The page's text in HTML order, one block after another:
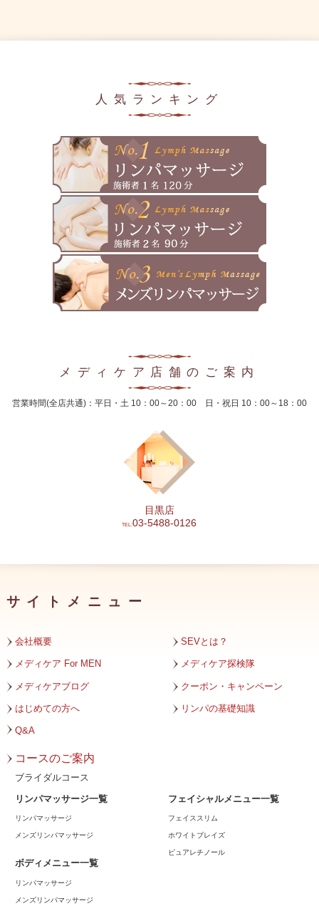
2025年3月
2025年2月
2025年1月
2024年12月
2024年11月
2024年10月
2024年7月
2024年6月
2023年11月
2023年10月
2023年9月
2023年8月
2023年5月
2023年4月
2023年3月
2023年2月
人気ランキング
メディケア店舗のご案内
営業時間(全店共通)：平日・土 10：00～20：00 日・祝日 10：00～18：00
目黒店
TEL:03-5488-0126
サイトメニュー
会社概要 SEVとは？
メディケア For MEN メディケア探検隊
メディケアブログ クーポン・キャンペーン
はじめての方へ リンパの基礎知識
Q&A
コースのご案内
ブライダルコース
リンパマッサージ一覧
リンパマッサージ
メンズリンパマッサージ
フェイシャルメニュー一覧
フェイススリム
ホワイトブレイズ
ピュアレチノール
ボディメニュー一覧
リンパマッサージ
メンズリンパマッサージ